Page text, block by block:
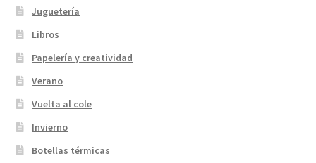
Juguetería
Libros
Papelería y creatividad
Verano
Vuelta al cole
Invierno
Botellas térmicas